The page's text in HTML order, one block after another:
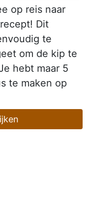
op reis naar
Dit
te
om de kip te
hebt maar 5
te maken op